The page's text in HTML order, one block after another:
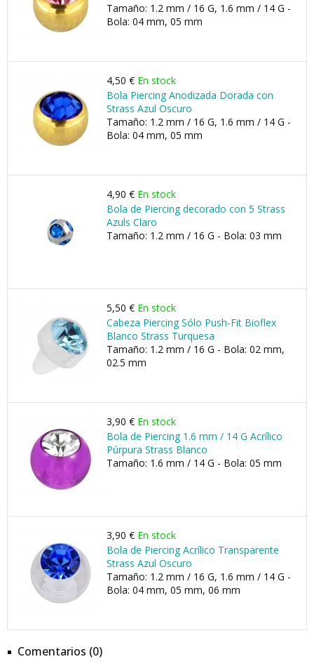
Tamaño: 1.2 mm / 16 G, 1.6 mm / 14 G -
Bola: 04 mm, 05 mm
4,50 € En stock
Bola Piercing Anodizada Dorada con
Strass Azul Oscuro
Tamaño: 1.2 mm / 16 G, 1.6 mm / 14 G -
Bola: 04 mm, 05 mm
4,90 € En stock
Bola de Piercing decorado con 5 Strass
Azuls Claro
Tamaño: 1.2 mm / 16 G - Bola: 03 mm
5,50 € En stock
Cabeza Piercing Sólo Push-Fit Bioflex
Blanco Strass Turquesa
Tamaño: 1.2 mm / 16 G - Bola: 02 mm,
02.5 mm
3,90 € En stock
Bola de Piercing 1.6 mm / 14 G Acrílico
Púrpura Strass Blanco
Tamaño: 1.6 mm / 14 G - Bola: 05 mm
3,90 € En stock
Bola de Piercing Acrílico Transparente
Strass Azul Oscuro
Tamaño: 1.2 mm / 16 G, 1.6 mm / 14 G -
Bola: 04 mm, 05 mm, 06 mm
Comentarios (0)